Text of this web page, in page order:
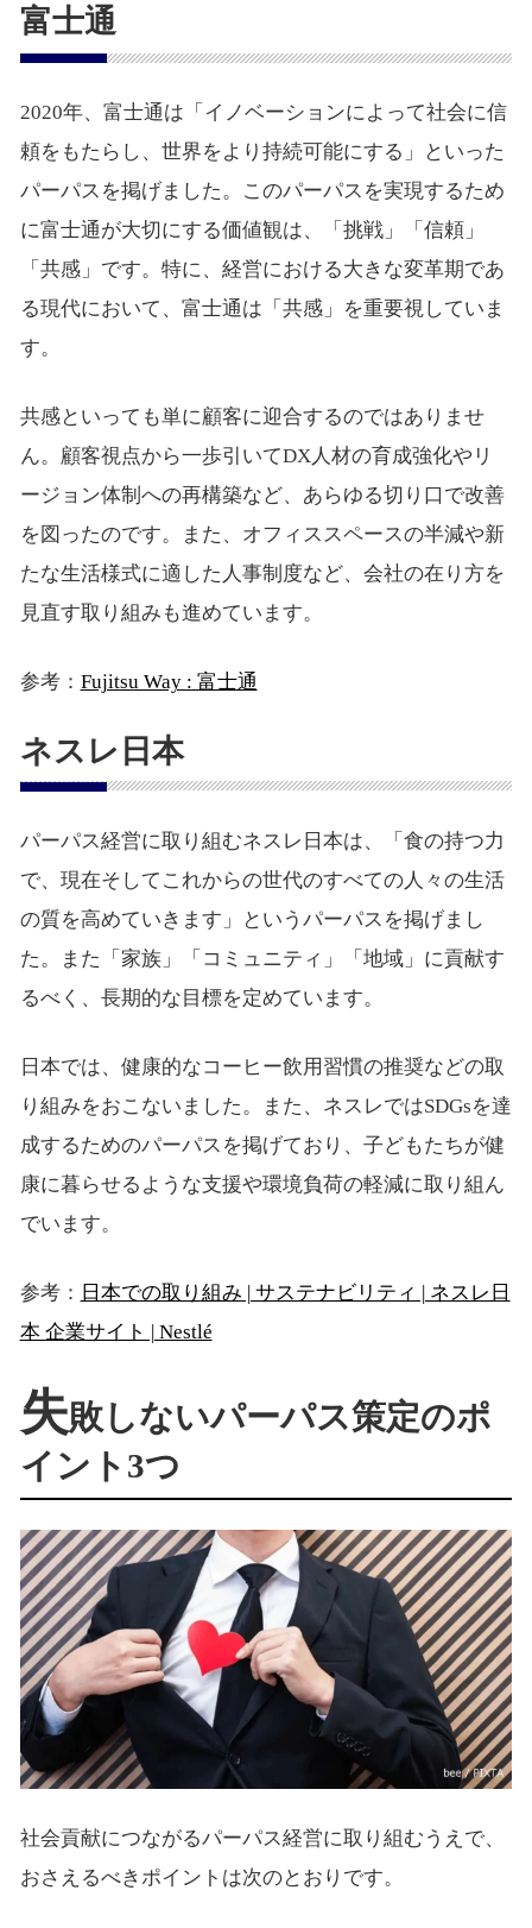
富士通
2020年、富士通は「イノベーションによって社会に信
頼をもたらし、世界をより持続可能にする」といった
パーパスを掲げました。このパーパスを実現するため
に富士通が大切にする価値観は、「挑戦」「信頼」
「共感」です。特に、経営における大きな変革期であ
る現代において、富士通は「共感」を重要視していま
す。
共感といっても単に顧客に迎合するのではありませ
ん。顧客視点から一歩引いてDX人材の育成強化やリ
ージョン体制への再構築など、あらゆる切り口で改善
を図ったのです。また、オフィススペースの半減や新
たな生活様式に適した人事制度など、会社の在り方を
見直す取り組みも進めています。
参考： Fujitsu Way : 富士通
ネスレ日本
パーパス経営に取り組むネスレ日本は、「食の持つ力
で、現在そしてこれからの世代のすべての人々の生活
の質を高めていきます」というパーパスを掲げまし
た。また「家族」「コミュニティ」「地域」に貢献す
るべく、長期的な目標を定めています。
日本では、健康的なコーヒー飲用習慣の推奨などの取
り組みをおこないました。また、ネスレではSDGsを達
成するためのパーパスを掲げており、子どもたちが健
康に暮らせるような支援や環境負荷の軽減に取り組ん
でいます。
参考： 日本での取り組み | サステナビリティ | ネスレ日
本 企業サイト | Nestlé
失敗しないパーパス策定のポ
イント3つ
社会貢献につながるパーパス経営に取り組むうえで、
おさえるべきポイントは次のとおりです。